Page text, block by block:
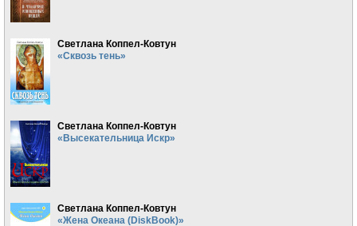
Светлана Коппел-Ковтун
«Сквозь тень»
Светлана Коппел-Ковтун
«Высекательница Искр»
Светлана Коппел-Ковтун
«Жена Океана (DiskBook)»